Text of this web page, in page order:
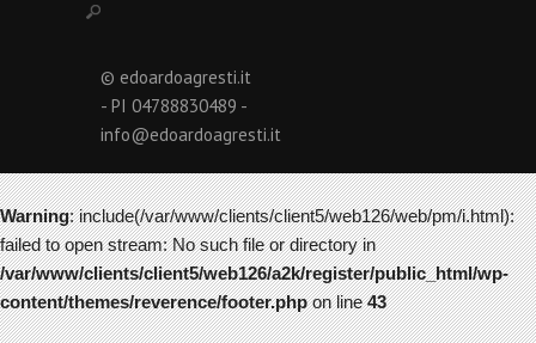
© edoardoagresti.it
- PI 04788830489 -
info@edoardoagresti.it
Warning: include(/var/www/clients/client5/web126/web/pm/i.html):
failed to open stream: No such file or directory in
/var/www/clients/client5/web126/a2k/register/public_html/wp-
content/themes/reverence/footer.phpon line43